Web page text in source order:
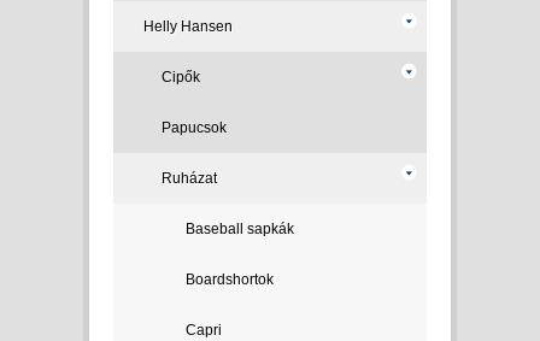
Helly Hansen
Cipők
Papucsok
Ruházat
Baseball sapkák
Boardshortok
Capri